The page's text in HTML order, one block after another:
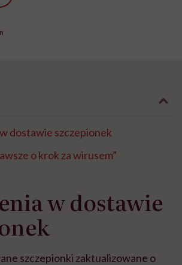
dostawie szczepionek
o krok za wirusem”
w dostawie
szczepionki zaktualizowane o